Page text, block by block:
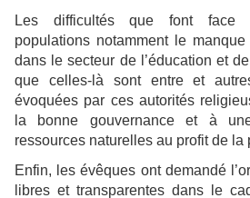
Les difficultés que font face
populations notamment le manque
dans le secteur de l’éducation et
que celles-là sont entre et
évoquées par ces autorités
la bonne gouvernance et à
ressources naturelles au profit de la
Enfin, les évêques ont demandé
libres et transparentes dans le